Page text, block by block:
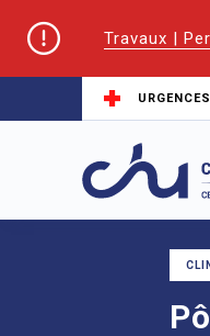
Travaux |
URGENCES